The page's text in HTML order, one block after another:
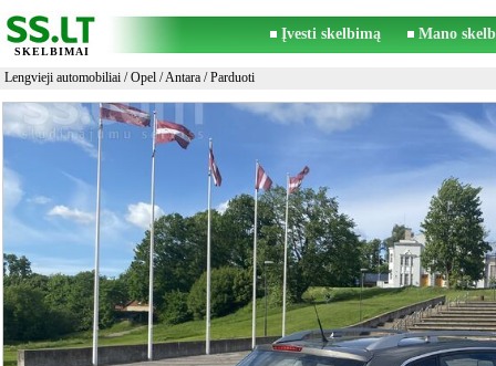
SKELBIMAI
Įvesti skelbimą Mano
Lengvieji automobiliai /Opel /Antara / Parduoti